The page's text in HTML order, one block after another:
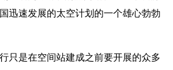
速发展的太空计划的一个雄心勃勃
只是在空间站建成之前要开展的众多